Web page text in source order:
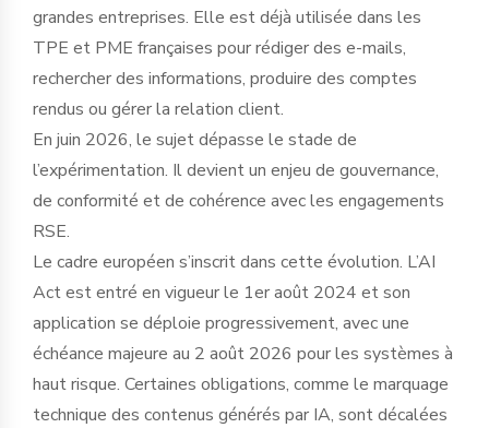
grandes entreprises. Elle est déjà utilisée dans les
TPE et PME françaises pour rédiger des e-mails,
rechercher des informations, produire des comptes
rendus ou gérer la relation client.
En juin 2026, le sujet dépasse le stade de
l’expérimentation. Il devient un enjeu de gouvernance,
de conformité et de cohérence avec les engagements
RSE.
Le cadre européen s’inscrit dans cette évolution. L’AI
Act est entré en vigueur le 1er août 2024 et son
application se déploie progressivement, avec une
échéance majeure au 2 août 2026 pour les systèmes à
haut risque. Certaines obligations, comme le marquage
technique des contenus générés par IA, sont décalées